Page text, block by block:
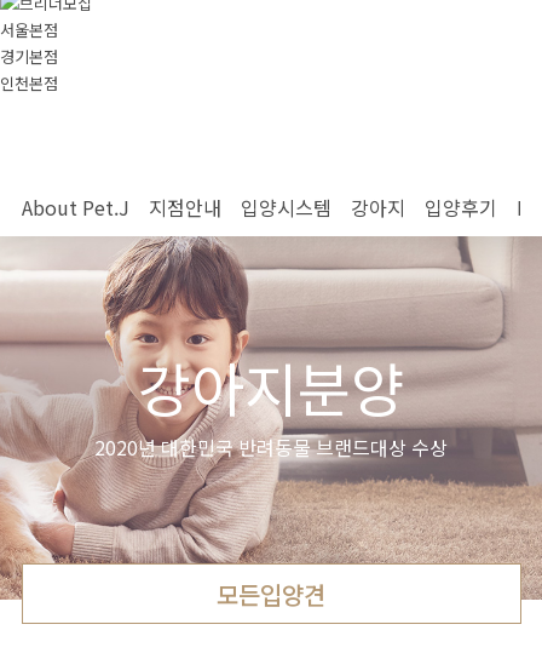
서울본점
경기본점
인천본점
국내입양후기 실제고객후기
Pet.J 셀럽
펫제이와 인연을 맺은
셀럽을 소개합니다
About Pet.J 지점안내 입양시스템 강아지 입양후기
강아지분양
2020년 대한민국 반려동물 브랜드대상 수상
모든입양견